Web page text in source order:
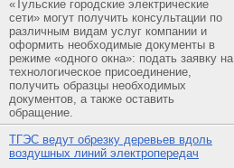
«Тульские городские электрические
сети» могут получить консультации по
различным видам услуг компании и
оформить необходимые документы в
режиме «одного окна»: подать заявку на
технологическое присоединение,
получить образцы необходимых
документов, а также оставить
обращение.
ТГЭС ведут обрезку деревьев вдоль
воздушных линий электропередач